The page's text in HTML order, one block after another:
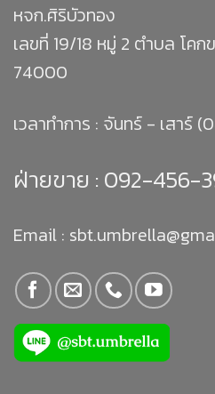
หจก.ศิริบัวทอง
เลขที่ 19/18 หมู่ 2 ตำบล โคก
74000
เวลาทำการ : จันทร์ - เสาร์
ฝ่ายขาย : 092-456-
Email :